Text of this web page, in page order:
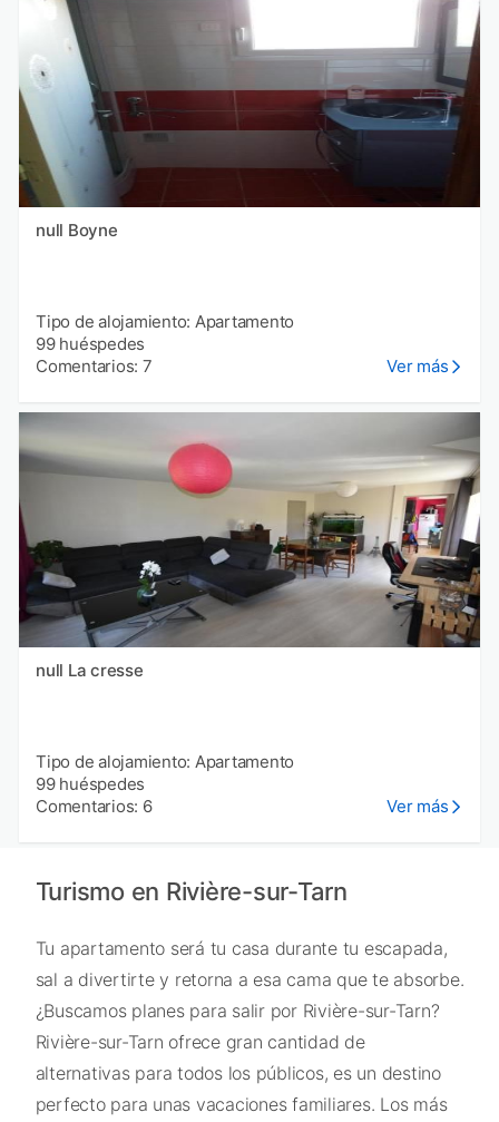
null Boyne
Tipo de alojamiento: Apartamento
99 huéspedes
Comentarios: 7
Ver más
null La cresse
Tipo de alojamiento: Apartamento
99 huéspedes
Comentarios: 6
Ver más
Turismo en Rivière-sur-Tarn
Tu apartamento será tu casa durante tu escapada,
sal a divertirte y retorna a esa cama que te absorbe.
¿Buscamos planes para salir por Rivière-sur-Tarn?
Rivière-sur-Tarn ofrece gran cantidad de
alternativas para todos los públicos, es un destino
perfecto para unas vacaciones familiares. Los más